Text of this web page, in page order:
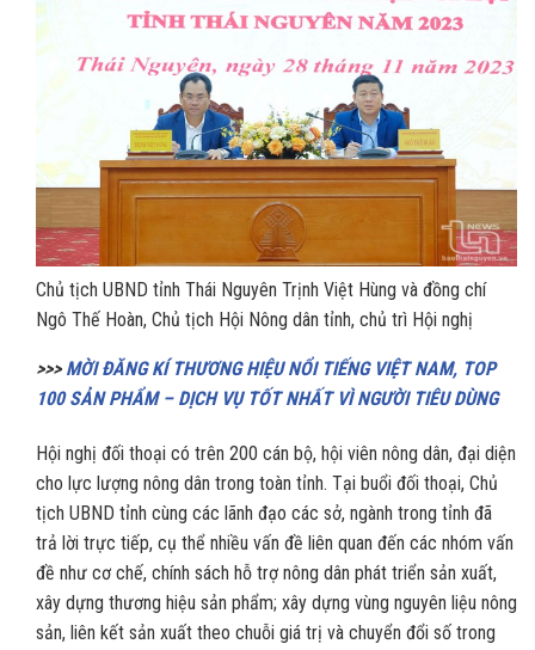
Chủ tịch UBND tỉnh Thái Nguyên Trịnh Việt Hùng và đồng chí
Ngô Thế Hoàn, Chủ tịch Hội Nông dân tỉnh, chủ trì Hội nghị
>>>MỜI ĐĂNG KÍ THƯƠNG HIỆU NỔI TIẾNG VIỆT NAM, TOP
100 SẢN PHẨM – DỊCH VỤ TỐT NHẤT VÌ NGƯỜI TIÊU DÙNG
Hội nghị đối thoại có trên 200 cán bộ, hội viên nông dân, đại diện
cho lực lượng nông dân trong toàn tỉnh. Tại buổi đối thoại, Chủ
tịch UBND tỉnh cùng các lãnh đạo các sở, ngành trong tỉnh đã
trả lời trực tiếp, cụ thể nhiều vấn đề liên quan đến các nhóm vấn
đề như cơ chế, chính sách hỗ trợ nông dân phát triển sản xuất,
xây dựng thương hiệu sản phẩm; xây dựng vùng nguyên liệu nông
sản, liên kết sản xuất theo chuỗi giá trị và chuyển đổi số trong